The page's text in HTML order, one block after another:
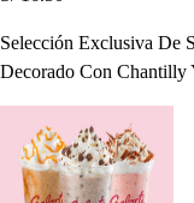
Selección Exclusiva De
Decorado Con Chantilly